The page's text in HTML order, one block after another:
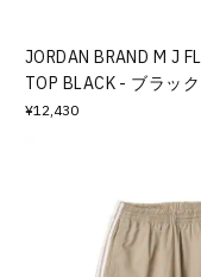
JORDAN BRAND M J
TOP BLACK - ブラック
¥12,430